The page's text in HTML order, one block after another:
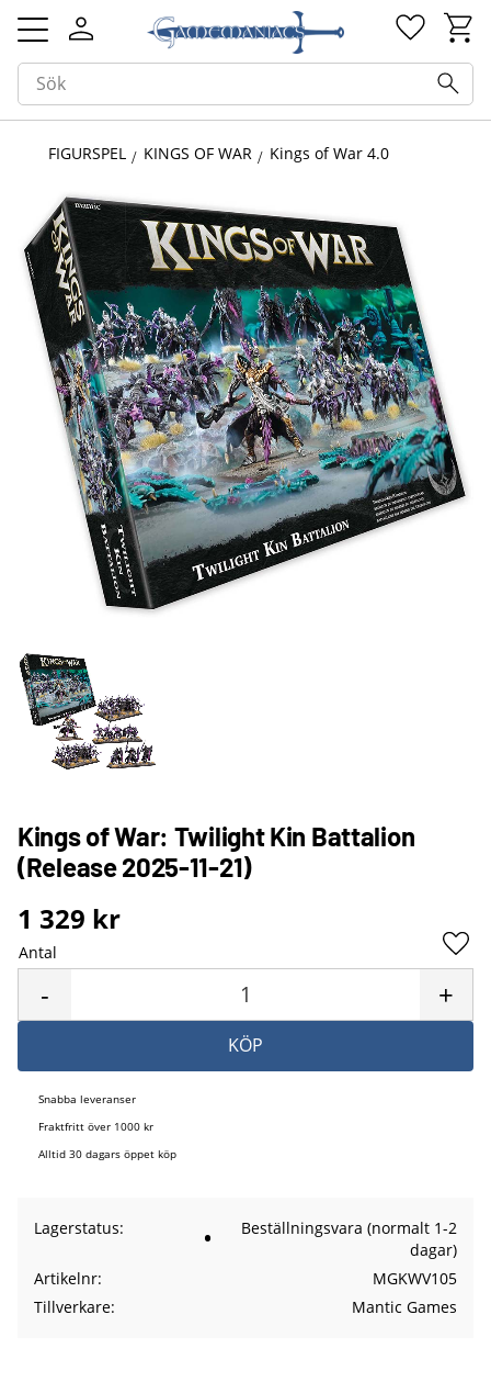
Meny
FIGURSPEL KINGS OF WAR Kings of War 4.0
Kings of War: Twilight Kin Battalion
(Release 2025-11-21)
1 329 kr
Antal
+
-
KÖP
Snabba leveranser
Fraktfritt över 1000 kr
Alltid 30 dagars öppet köp
Lagerstatus
Beställningsvara (normalt 1-2
dagar)
Artikelnr
MGKWV105
Tillverkare
Mantic Games